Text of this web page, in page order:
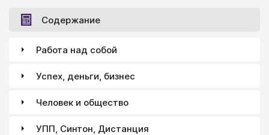
Содержание
Работа над собой
Успех, деньги, бизнес
Человек и общество
УПП, Синтон, Дистанция